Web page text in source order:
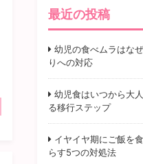
最近の投稿
幼児の食べムラはな
りへの対応
幼児食はいつから大
る移行ステップ
イヤイヤ期にご飯を
らす5つの対処法